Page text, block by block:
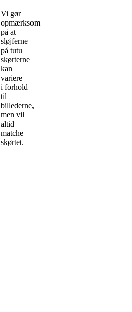
Vi gør
opmærksom
på at
sløjferne
på tutu
skørterne
kan
variere
i forhold
til
billederne,
men vil
altid
matche
skørtet.